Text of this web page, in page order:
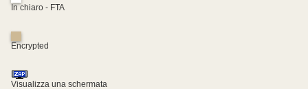
In chiaro - FTA
Encrypted
Visualizza una schermata